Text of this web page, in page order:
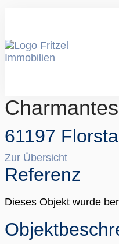
61197
Zur Übersicht
Referenz
Dieses Objekt wurde